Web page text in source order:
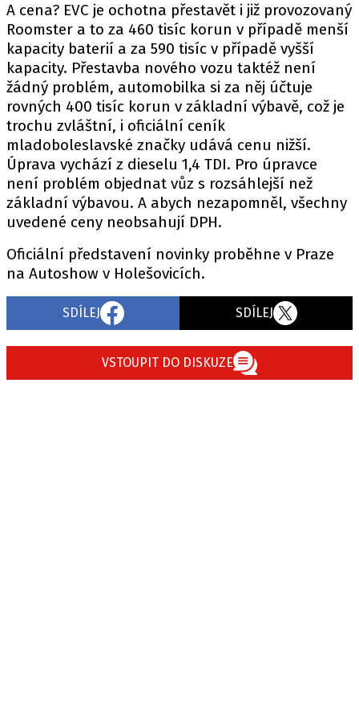
VYDAVATEL
INZERCE
OSOBNÍ ÚDAJE / COOKIES
Provozovatelem serveru autoroad.cz je
INCORP MEDIA GROUP s.r.o., IČ: 118 23 054
A cena? EVC je ochotna přestavět i již provozovaný
Roomster a to za 460 tisíc korun v případě menší
kapacity baterií a za 590 tisíc v případě vyšší
kapacity. Přestavba nového vozu taktéž není
žádný problém, automobilka si za něj účtuje
rovných 400 tisíc korun v základní výbavě, což je
trochu zvláštní, i oficiální ceník
mladoboleslavské značky udává cenu nižší.
Úprava vychází z dieselu 1,4 TDI. Pro úpravce
není problém objednat vůz s rozsáhlejší než
základní výbavou. A abych nezapomněl, všechny
uvedené ceny neobsahují DPH.
Oficiální představení novinky proběhne v Praze
na Autoshow v Holešovicích.
SDÍLEJ SDÍLEJ
VSTOUPIT DO DISKUZE